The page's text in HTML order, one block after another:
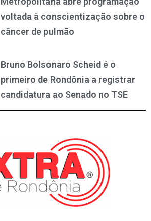
voltada à conscientização sobre o
câncer de pulmão
Bruno Bolsonaro Scheid é o
primeiro de Rondônia a registrar
candidatura ao Senado no TSE